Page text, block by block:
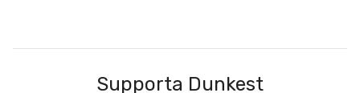
Supporta Dunkest